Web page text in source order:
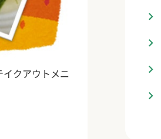
クアウトメニ